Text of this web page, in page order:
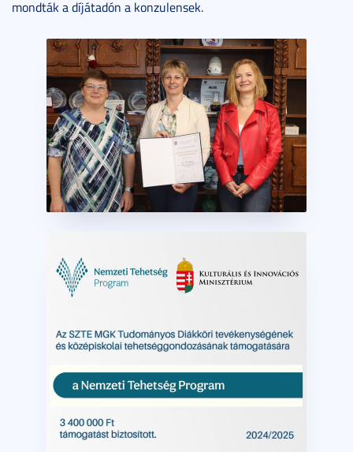
mondták a díjátadón a konzulensek.